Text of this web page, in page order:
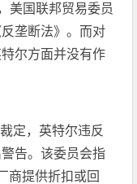
美国联邦贸易委员
垄断法》。而对
尔方面并没有作
定，英特尔违反
告。该委员会指
商提供折扣或回